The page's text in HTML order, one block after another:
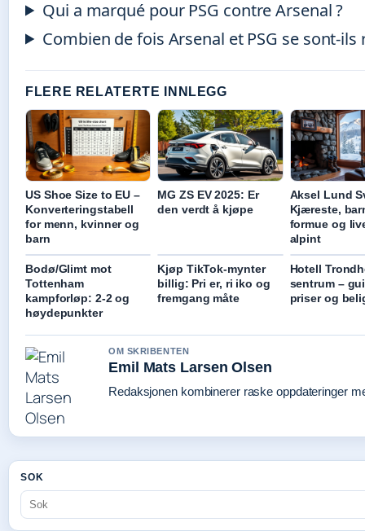
Qui a marqué pour PSG contre Arsenal ?
Combien de fois Arsenal et PSG se sont-ils
FLERE RELATERTE INNLEGG
US Shoe Size to EU –
Konverteringstabell
for menn, kvinner og
barn
MG ZS EV 2025: Er
den verdt å kjøpe
Aksel Lund
Kjæreste,
formue og
alpint
Bodø/Glimt mot
Tottenham
kampforløp: 2-2 og
høydepunkter
Kjøp TikTok-mynter
billig: Pri er, ri iko og
fremgang måte
Hotell
sentrum –
priser og
OM SKRIBENTEN
Emil Mats Larsen Olsen
Redaksjonen kombinerer raske oppdateringer
SOK